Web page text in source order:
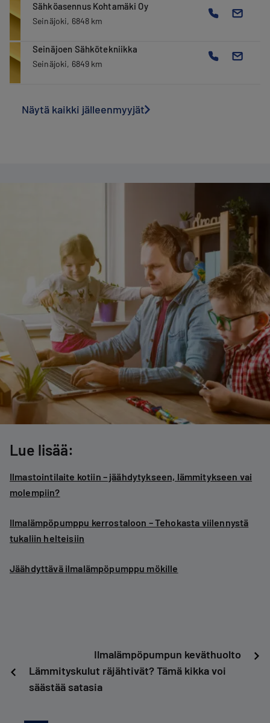
Sähköasennus Kohtamäki Oy
Seinäjoki, 6848 km
Seinäjoen Sähkötekniikka
Seinäjoki, 6849 km
Näytä kaikki jälleenmyyjät
Lue lisää:
Ilmastointilaite kotiin – jäähdytykseen, lämmitykseen vai
molempiin?
Ilmalämpöpumppu kerrostaloon – Tehokasta viilennystä
tukaliin helteisiin
Jäähdyttävä ilmalämpöpumppu mökille
selausLämmityskulut räjähtivät? Tämä kikka voi
säästää satasia
Ilmalämpöpumpun keväthuolto